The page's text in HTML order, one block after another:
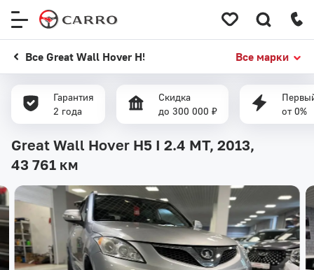
Все Great Wall Hover H5 Все марки
Гарантия
2 года
Скидка
до 300 000 ₽
от 0%
Great Wall Hover H5 I 2.4 MT, 2013,
43 761 км